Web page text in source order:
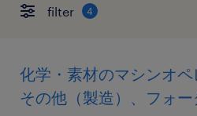
filter 4
化学・素材のマシンオペ
その他（製造）、フォー